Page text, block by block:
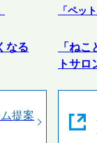
なる
提案
「ペッ
「ね
トサロ